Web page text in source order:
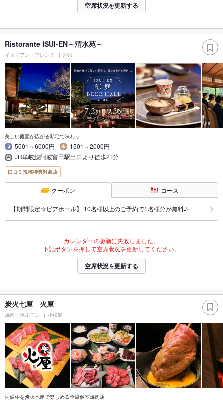
空席状況を更新する
Ristorante ISUI-EN～渭水苑～
イタリアン・フレンチ 沖浜
美しい庭園が広がる邸宅で味わう
5001～6000円
1501～2000円
JR牟岐線阿波富田駅出口より徒歩21分
口コミ投稿特典対象店
クーポン コース
【期間限定☆ビアホール】 10名様以上のご予約で1名様分が無料♪
カレンダーの更新に失敗しました。
下記ボタンを押して空席状況を更新してください。
空席状況を更新する
炭火七厘 火厘
焼肉・ホルモン 小松島
阿波牛を炭火七厘で楽しめる全席個室焼肉店